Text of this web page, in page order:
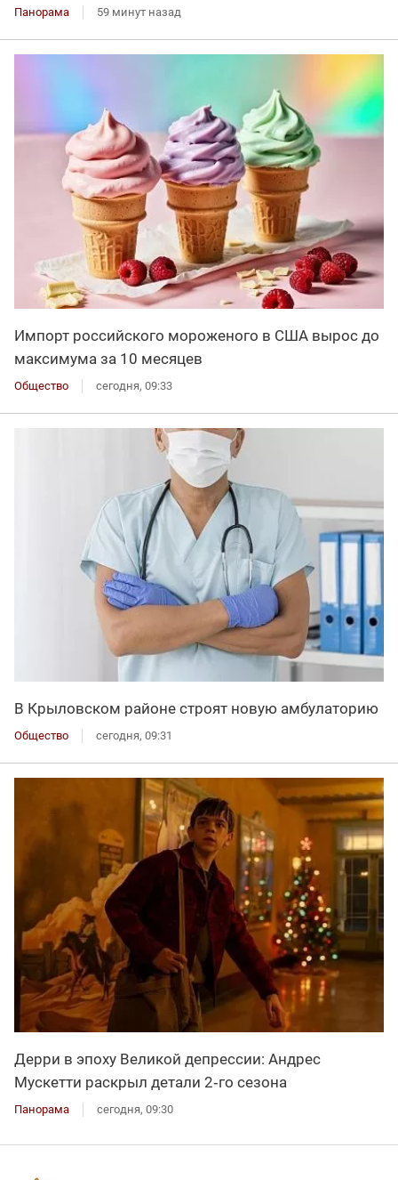
Панорама 59 минут назад
Импорт российского мороженого в США вырос до
максимума за 10 месяцев
Общество сегодня, 09:33
В Крыловском районе строят новую амбулаторию
Общество сегодня, 09:31
Дерри в эпоху Великой депрессии: Андрес
Мускетти раскрыл детали 2‑го сезона
Панорама сегодня, 09:30